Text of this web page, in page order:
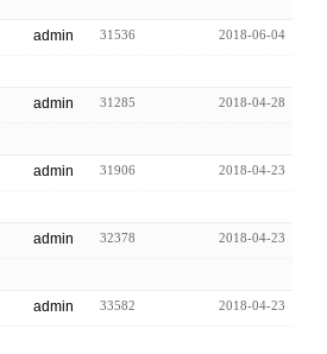
admin 31536 2018-06-04
admin 31285 2018-04-28
admin 31906 2018-04-23
admin 32378 2018-04-23
admin 33582 2018-04-23